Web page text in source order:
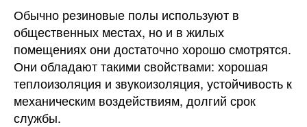
Обычно резиновые полы используют в
общественных местах, но и в жилых
помещениях они достаточно хорошо смотрятся.
Они обладают такими свойствами: хорошая
теплоизоляция и звукоизоляция, устойчивость к
механическим воздействиям, долгий срок
службы.